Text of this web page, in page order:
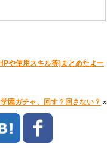
や使用スキル等)まとめたよー
園ガチャ、回す？回さない？ »